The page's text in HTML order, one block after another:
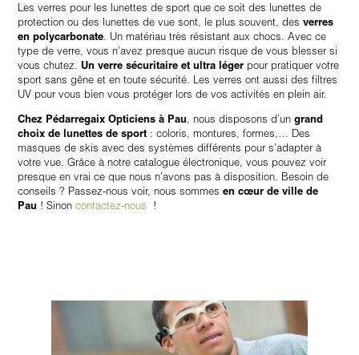
Les verres pour les lunettes de sport que ce soit des lunettes de
protection ou des lunettes de vue sont, le plus souvent, desverres
en polycarbonate. Un matériau très résistant aux chocs. Avec ce
type de verre, vous n’avez presque aucun risque de vous blesser si
vous chutez. Un verre sécuritaire et ultra léger pour pratiquer votre
sport sans gêne et en toute sécurité. Les verres ont aussi des filtres
UV pour vous bien vous protéger lors de vos activités en plein air.
Chez Pédarregaix Opticiens à Pau, nous disposons d’ungrand
choix de lunettes de sport : coloris, montures, formes,… Des
masques de skis avec des systèmes différents pour s’adapter à
votre vue. Grâce à notre catalogue électronique, vous pouvez voir
presque en vrai ce que nous n’avons pas à disposition. Besoin de
conseils ? Passez-nous voir, nous sommesen cœur de ville de
Pau ! Sinoncontactez-nous !